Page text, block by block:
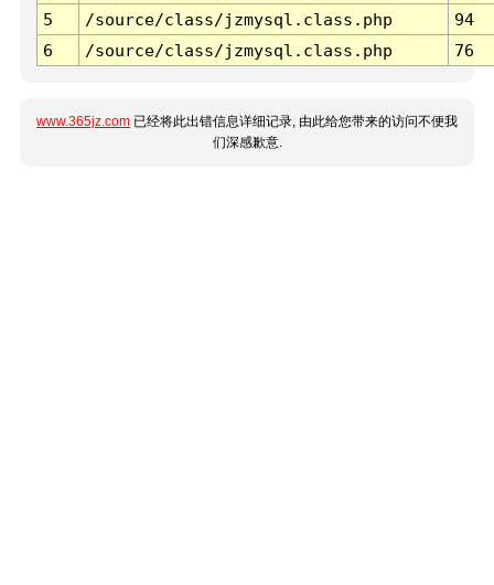
5
/source/class/jzmysql.class.php
94
6
/source/class/jzmysql.class.php 76
www.365jz.com 已经将此出错信息详细记录, 由此给您带来的访问不便我
们深感歉意.